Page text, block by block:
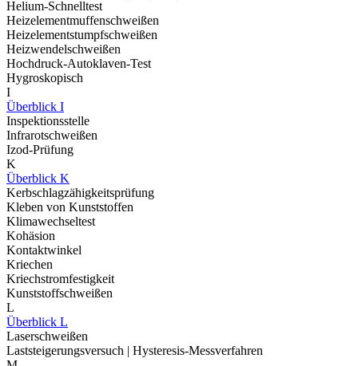
Helium-Schnelltest
Heizelementmuffenschweißen
Heizelementstumpfschweißen
Heizwendelschweißen
Hochdruck-Autoklaven-Test
Hygroskopisch
I
Überblick I
Inspektionsstelle
Infrarotschweißen
Izod-Prüfung
K
Überblick K
Kerbschlagzähigkeitsprüfung
Kleben von Kunststoffen
Klimawechseltest
Kohäsion
Kontaktwinkel
Kriechen
Kriechstromfestigkeit
Kunststoffschweißen
L
Überblick L
Laserschweißen
Laststeigerungsversuch | Hysteresis-Messverfahren